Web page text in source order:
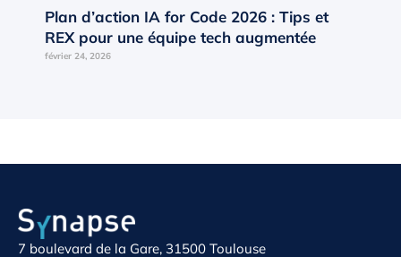
Plan d’action IA for Code 2026 : Tips et
REX pour une équipe tech augmentée
février 24, 2026
7 boulevard de la Gare, 31500 Toulouse